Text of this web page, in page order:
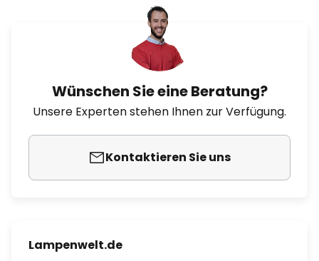
Wünschen Sie eine Beratung?
Unsere Experten stehen Ihnen zur Verfügung.
Kontaktieren Sie uns
Lampenwelt.de